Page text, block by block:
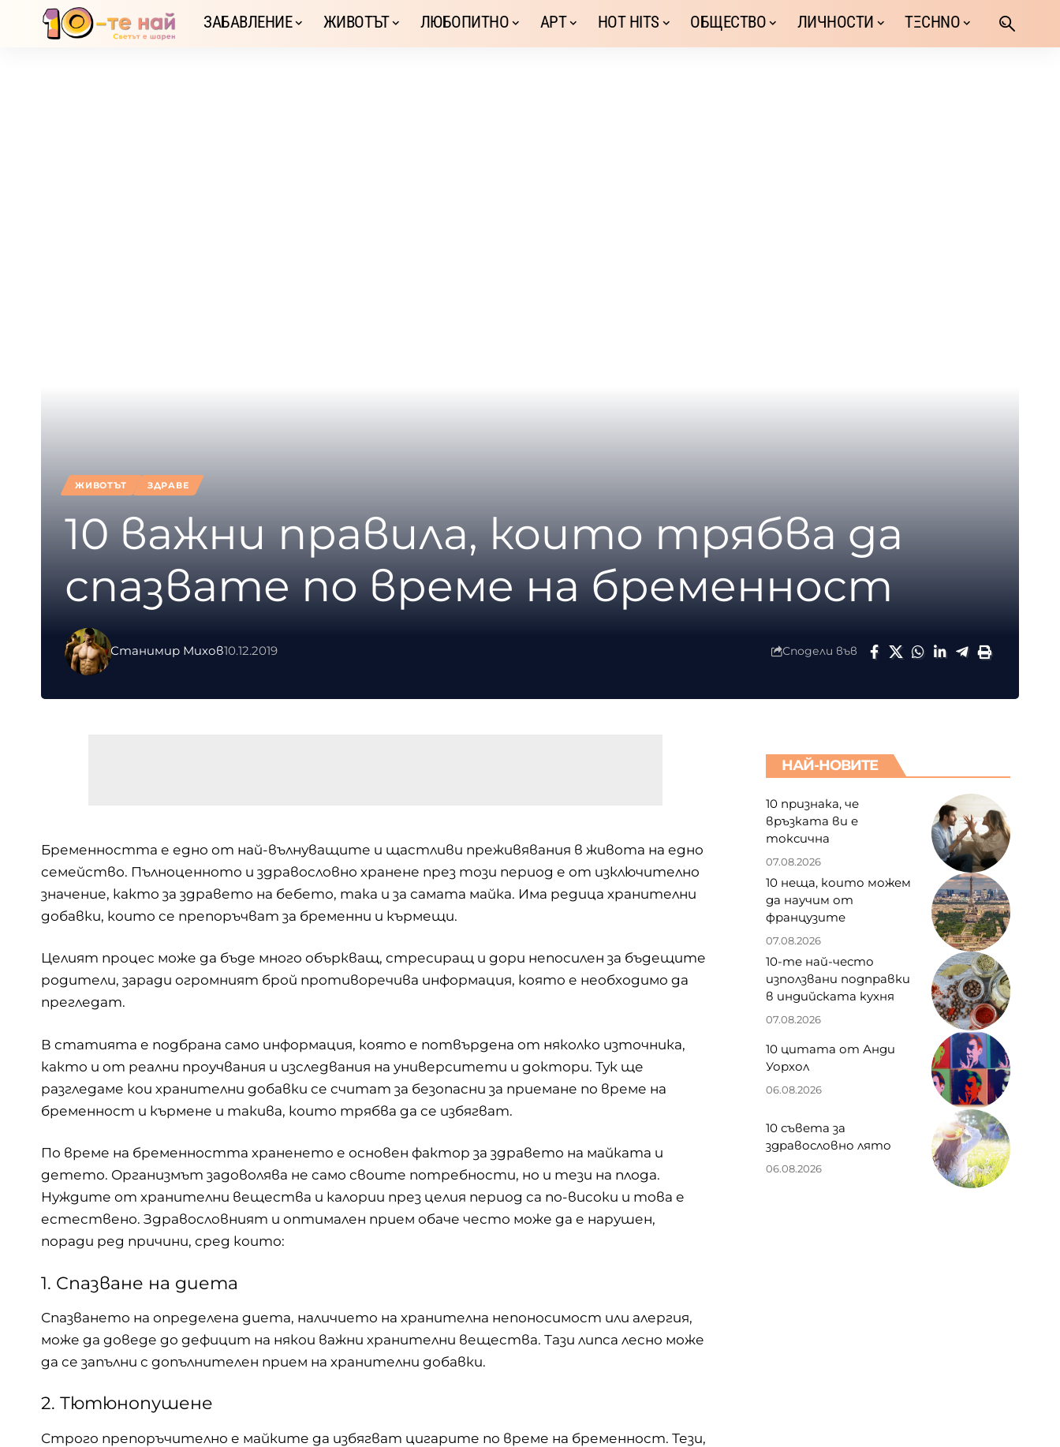
ЗАБАВЛЕНИЕ ЖИВОТЪТ ЛЮБОПИТНО АРТ HOT HITS ОБЩЕСТВО ЛИЧНОСТИ TΞCHNO
ЖИВОТЪТ ЗДРАВЕ
10 важни правила, които трябва да
спазвате по време на бременност
Станимир Михов10.12.2019 Сподели във
Бременността е едно от най-вълнуващите и щастливи преживявания в живота на едно
семейство. Пълноценното и здравословно хранене през този период е от изключително
значение, както за здравето на бебето, така и за самата майка. Има редица хранителни
добавки, които се препоръчват за бременни и кърмещи.
Целият процес може да бъде много объркващ, стресиращ и дори непосилен за бъдещите
родители, заради огромният брой противоречива информация, която е необходимо да
прегледат.
В статията е подбрана само информация, която е потвърдена от няколко източника,
както и от реални проучвания и изследвания на университети и доктори. Тук ще
разгледаме кои хранителни добавки се считат за безопасни за приемане по време на
бременност и кърмене и такива, които трябва да се избягват.
По време нa бременността храненето е основен фактор за здравето на майката и
детето. Организмът задоволява не само своите потребности, но и тези на плода.
Нуждите от хранителни вещества и калории през целия период са по-високи и това е
естествено. Здравословният и оптимален прием обаче често може да е нарушен,
поради ред причини, сред които:
1. Спазване на диета
Спазването на определена диета, наличието на хранителна непоносимост или алергия,
може да доведе до дефицит на някои важни хранителни вещества. Тази липса лесно може
да се запълни с допълнителен прием на хранителни добавки.
2. Тютюнопушене
Строго препоръчително е майките да избягват цигарите по време на бременност. Тези,
НАЙ-НОВИТЕ
10 признака, че
връзката ви е
токсична
07.08.2026
10 неща, които можем
да научим от
французите
07.08.2026
10-те най-често
използвани подправки
в индийската кухня
07.08.2026
10 цитата от Анди
Уорхол
06.08.2026
10 съвета за
здравословно лято
06.08.2026